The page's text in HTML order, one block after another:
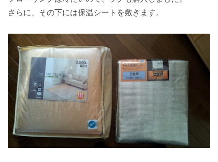
さらに、その下には保温シートを敷きます。